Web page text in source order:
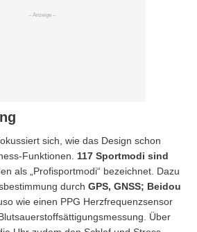
sich, wie das Design schon
Funktionen. 117 Sportmodi sind
als „Profisportmodi“ bezeichnet. Dazu
durch GPS, GNSS; Beidou
wie einen PPG Herzfrequenzsensor
Über